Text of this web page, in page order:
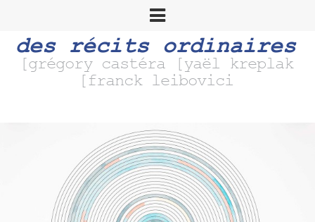
des récits ordinaires
[grégory castéra [yaël kreplak
[franck leibovici